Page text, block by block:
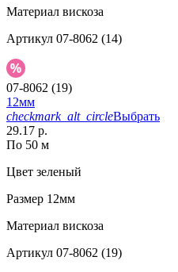
Материал вискоза
Артикул 07-8062 (14)
07-8062 (19)
12мм
checkmark_alt_circleВыбрать
29.17 р.
По 50 м
Цвет зеленый
Размер 12мм
Материал вискоза
Артикул 07-8062 (19)